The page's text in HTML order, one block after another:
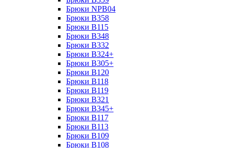
Брюки NPB04
Брюки B358
Брюки B115
Брюки B348
Брюки B332
Брюки B324+
Брюки B305+
Брюки B120
Брюки B118
Брюки B119
Брюки B321
Брюки B345+
Брюки B117
Брюки B113
Брюки B109
Брюки B108